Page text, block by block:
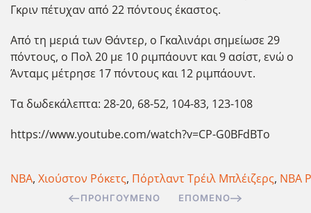
Γκριν πέτυχαν από 22 πόντους έκαστος.
Από τη μεριά των Θάντερ, ο Γκαλινάρι σημείωσε 29
πόντους, ο Πολ 20 με 10 ριμπάουντ και 9 ασίστ, ενώ ο
Άνταμς μέτρησε 17 πόντους και 12 ριμπάουντ.
Τα δωδεκάλεπτα: 28-20, 68-52, 104-83, 123-108
https://www.youtube.com/watch?v=CP-G0BFdBTo
NBA, Χιούστον Ρόκετς, Πόρτλαντ Τρέιλ Μπλέιζερς, NBA
ΠΡΟΗΓΟΎΜΕΝΟ ΕΠΌΜΕΝΟ